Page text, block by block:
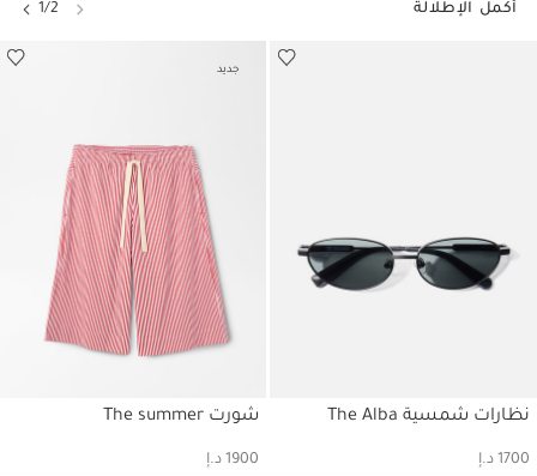
أكمل الإطلالة
نظارات شمسية The Alba
1700 د.إ
جديد
شورت The summer حسابي
1900 د.إ
حسابي
1/2